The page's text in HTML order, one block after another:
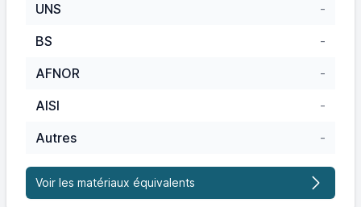
UNS
-
BS
-
AFNOR
-
AISI
-
Autres
-
Voir les matériaux équivalents